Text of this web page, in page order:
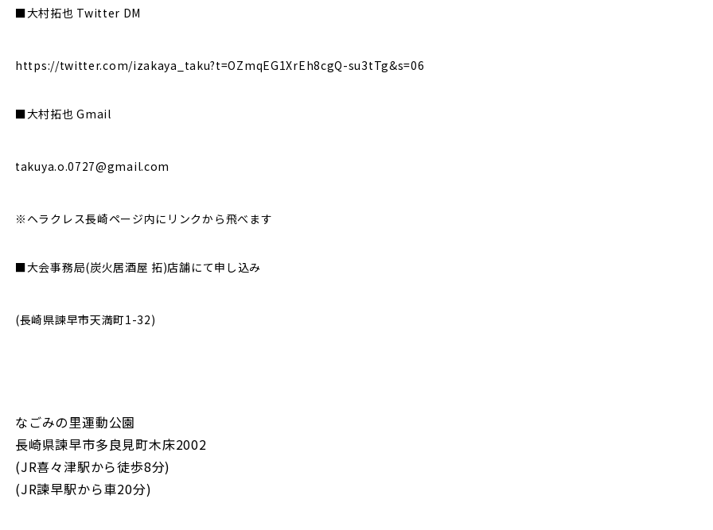
■大村拓也 Twitter DM
https://twitter.com/izakaya_taku?t=OZmqEG1XrEh8cgQ-su3tTg&s=06
■大村拓也 Gmail
takuya.o.0727@gmail.com
※ヘラクレス長崎ページ内にリンクから飛べます
■大会事務局(炭火居酒屋 拓)店舗にて申し込み
(長崎県諫早市天満町1-32)
なごみの里運動公園
長崎県諫早市多良見町木床2002
(JR喜々津駅から徒歩8分)
(JR諫早駅から車20分)